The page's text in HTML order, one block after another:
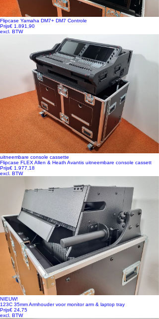
Flipcase Yamaha DM7+ DM7 Controle
Prijs€ 1.891,90
excl. BTW
uitneembare console cassette
Flipcase FLEX Allen & Heath Avantis uitneembare console cassett
Prijs€ 1.977,18
excl. BTW
NIEUW!
123C 35mm Armhouder voor monitor arm & laptop tray
Prijs€ 24,75
excl. BTW